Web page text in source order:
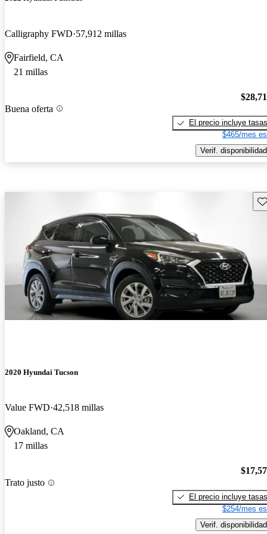
Calligraphy FWD 57,912 millas
Fairfield, CA
21 millas
Buena oferta
El precio incluye tasas
$465/mes
Verif. disponibilidad
2020 Hyundai Tucson
Value FWD 42,518 millas
Oakland, CA
17 millas
Trato justo
El precio incluye tasas
$254/mes
Verif. disponibilidad